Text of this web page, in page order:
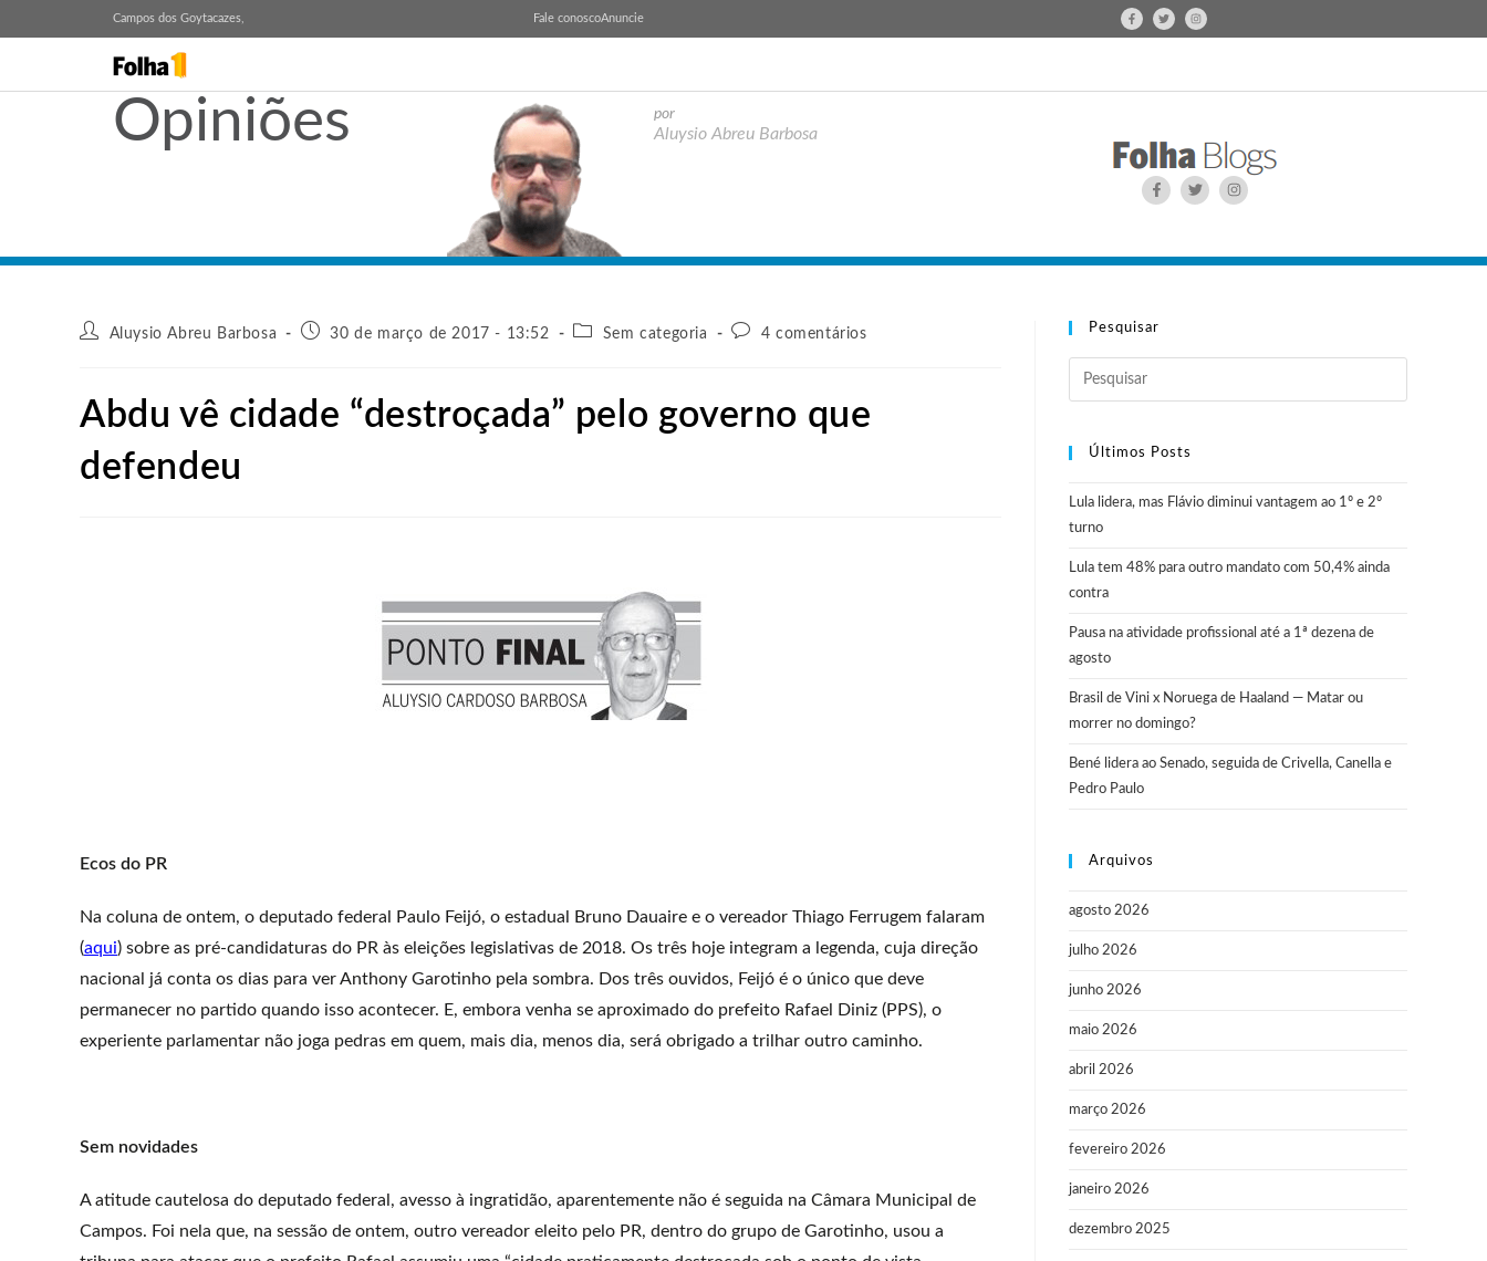
Campos dos Goytacazes, Fale conoscoAnuncie
Opiniões por
Aluysio Abreu Barbosa
Aluysio Abreu Barbosa 30 de março de 2017 - 13:52 Sem categoria 4 comentários
Abdu vê cidade “destroçada” pelo governo que
defendeu
Ecos do PR
Na coluna de ontem, o deputado federal Paulo Feijó, o estadual Bruno Dauaire e o vereador Thiago Ferrugem falaram
(aqui) sobre as pré-candidaturas do PR às eleições legislativas de 2018. Os três hoje integram a legenda, cuja direção
nacional já conta os dias para ver Anthony Garotinho pela sombra. Dos três ouvidos, Feijó é o único que deve
permanecer no partido quando isso acontecer. E, embora venha se aproximado do prefeito Rafael Diniz (PPS), o
experiente parlamentar não joga pedras em quem, mais dia, menos dia, será obrigado a trilhar outro caminho.
Sem novidades
A atitude cautelosa do deputado federal, avesso à ingratidão, aparentemente não é seguida na Câmara Municipal de
Campos. Foi nela que, na sessão de ontem, outro vereador eleito pelo PR, dentro do grupo de Garotinho, usou a
Pesquisar
Últimos Posts
Lula lidera, mas Flávio diminui vantagem ao 1º e 2º
turno
Lula tem 48% para outro mandato com 50,4% ainda
contra
Pausa na atividade profissional até a 1ª dezena de
agosto
Brasil de Vini x Noruega de Haaland — Matar ou
morrer no domingo?
Bené lidera ao Senado, seguida de Crivella, Canella e
Pedro Paulo
Arquivos
agosto 2026
julho 2026
junho 2026
maio 2026
abril 2026
março 2026
fevereiro 2026
janeiro 2026
dezembro 2025